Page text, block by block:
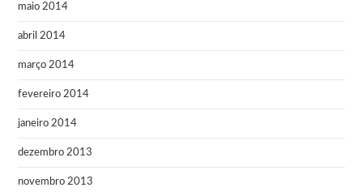
maio 2014
abril 2014
março 2014
fevereiro 2014
janeiro 2014
dezembro 2013
novembro 2013